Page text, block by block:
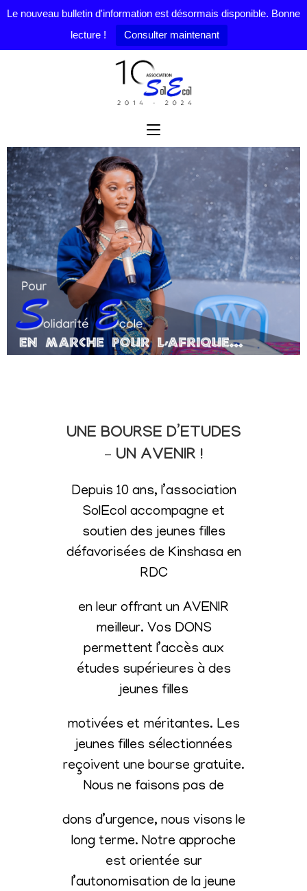
Le nouveau bulletin d'information est désormais disponible. Bonne
lecture !
Consulter maintenant
UNE BOURSE D’ETUDES
– UN AVENIR !
Depuis 10 ans, l’association
SolEcol accompagne et
soutien des jeunes filles
défavorisées de Kinshasa en
RDC
en leur offrant un AVENIR
meilleur. Vos DONS
permettent l’accès aux
études supérieures à des
jeunes filles
motivées et méritantes. Les
jeunes filles sélectionnées
reçoivent une bourse gratuite.
Nous ne faisons pas de
dons d’urgence, nous visons le
long terme. Notre approche
est orientée sur
l’autonomisation de la jeune